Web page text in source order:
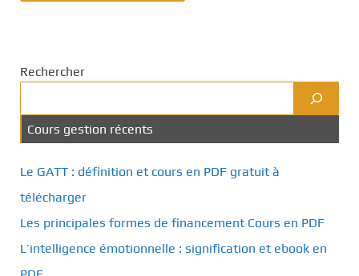
Rechercher
Cours gestion récents
Le GATT : définition et cours en PDF gratuit à
télécharger
Les principales formes de financement Cours en PDF
L’intelligence émotionnelle : signification et ebook en